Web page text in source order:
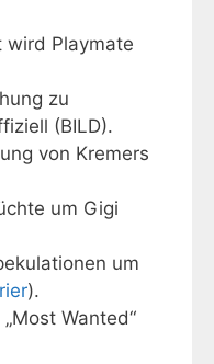
wird Playmate
zu
(BILD).
von Kremers
um Gigi
um
).
Wanted“